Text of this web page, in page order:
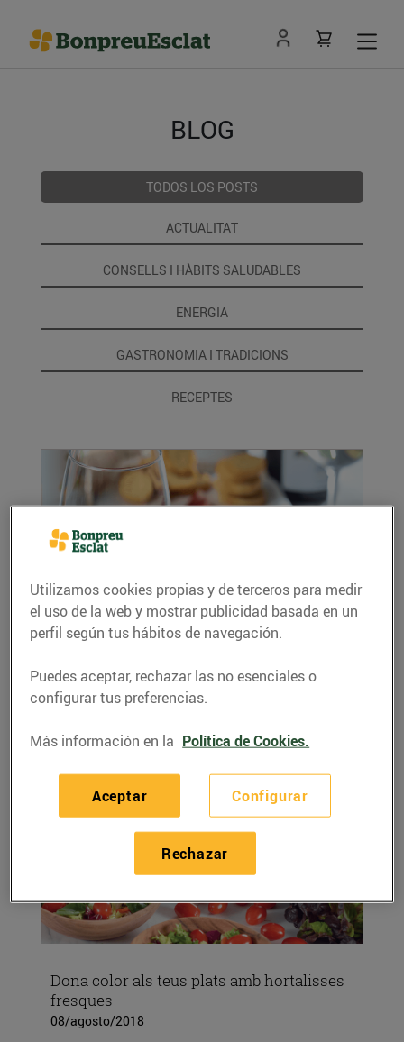
BLOG
TODOS LOS POSTS
ACTUALITAT
CONSELLS I HÀBITS SALUDABLES
ENERGIA
GASTRONOMIA I TRADICIONS
RECEPTES
Vi, el sabor de la nostra terra
El vi i el cava català tenen un prestigi ben
merescut. A Bonpreu i Esclat te n’oferim un
Dona color als teus plats amb hortalisses
fresques
08/agosto/2018
Utilizamos cookies propias y de terceros para medir
el uso de la web y mostrar publicidad basada en un
perfil según tus hábitos de navegación.
Puedes aceptar, rechazar las no esenciales o
configurar tus preferencias.
Más información en la Política de Cookies.
Configurar
Rechazar
Aceptar